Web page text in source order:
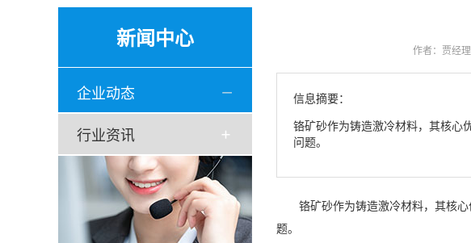
新闻中心
企业动态
行业资讯
作者：贾经
信息摘要：
铬矿砂作为铸造激冷材料，其核心
问题。
铬矿砂作为铸造激冷材料，其核心
题。